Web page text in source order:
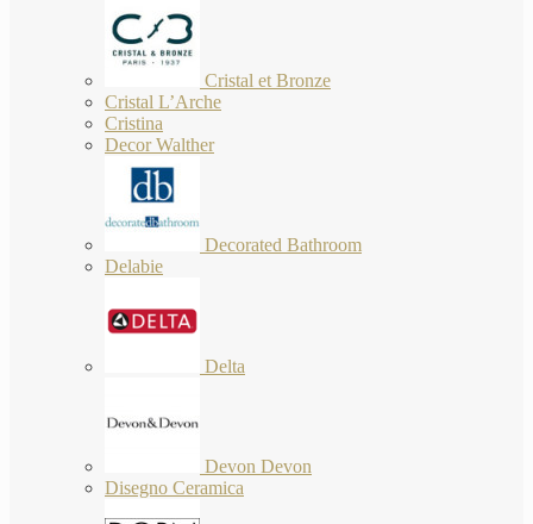
Cristal et Bronze
Cristal L’Arche
Cristina
Decor Walther
Decorated Bathroom
Delabie
Delta
Devon Devon
Disegno Ceramica